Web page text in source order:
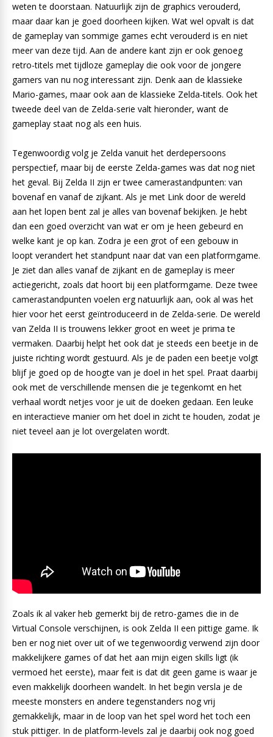
weten te doorstaan. Natuurlijk zijn de graphics verouderd,
maar daar kan je goed doorheen kijken. Wat wel opvalt is dat
de gameplay van sommige games echt verouderd is en niet
meer van deze tijd. Aan de andere kant zijn er ook genoeg
retro-titels met tijdloze gameplay die ook voor de jongere
gamers van nu nog interessant zijn. Denk aan de klassieke
Mario-games, maar ook aan de klassieke Zelda-titels. Ook het
tweede deel van de Zelda-serie valt hieronder, want de
gameplay staat nog als een huis.
Tegenwoordig volg je Zelda vanuit het derdepersoons
perspectief, maar bij de eerste Zelda-games was dat nog niet
het geval. Bij Zelda II zijn er twee camerastandpunten: van
bovenaf en vanaf de zijkant. Als je met Link door de wereld
aan het lopen bent zal je alles van bovenaf bekijken. Je hebt
dan een goed overzicht van wat er om je heen gebeurd en
welke kant je op kan. Zodra je een grot of een gebouw in
loopt verandert het standpunt naar dat van een platformgame.
Je ziet dan alles vanaf de zijkant en de gameplay is meer
actiegericht, zoals dat hoort bij een platformgame. Deze twee
camerastandpunten voelen erg natuurlijk aan, ook al was het
hier voor het eerst geïntroduceerd in de Zelda-serie. De wereld
van Zelda II is trouwens lekker groot en weet je prima te
vermaken. Daarbij helpt het ook dat je steeds een beetje in de
juiste richting wordt gestuurd. Als je de paden een beetje volgt
blijf je goed op de hoogte van je doel in het spel. Praat daarbij
ook met de verschillende mensen die je tegenkomt en het
verhaal wordt netjes voor je uit de doeken gedaan. Een leuke
en interactieve manier om het doel in zicht te houden, zodat je
niet teveel aan je lot overgelaten wordt.
Zoals ik al vaker heb gemerkt bij de retro-games die in de
Virtual Console verschijnen, is ook Zelda II een pittige game. Ik
ben er nog niet over uit of we tegenwoordig verwend zijn door
makkelijkere games of dat het aan mijn eigen skills ligt (ik
vermoed het eerste), maar feit is dat dit geen game is waar je
even makkelijk doorheen wandelt. In het begin versla je de
meeste monsters en andere tegenstanders nog vrij
gemakkelijk, maar in de loop van het spel word het toch een
stuk pittiger. In de platform-levels zal je daarbij ook nog goed